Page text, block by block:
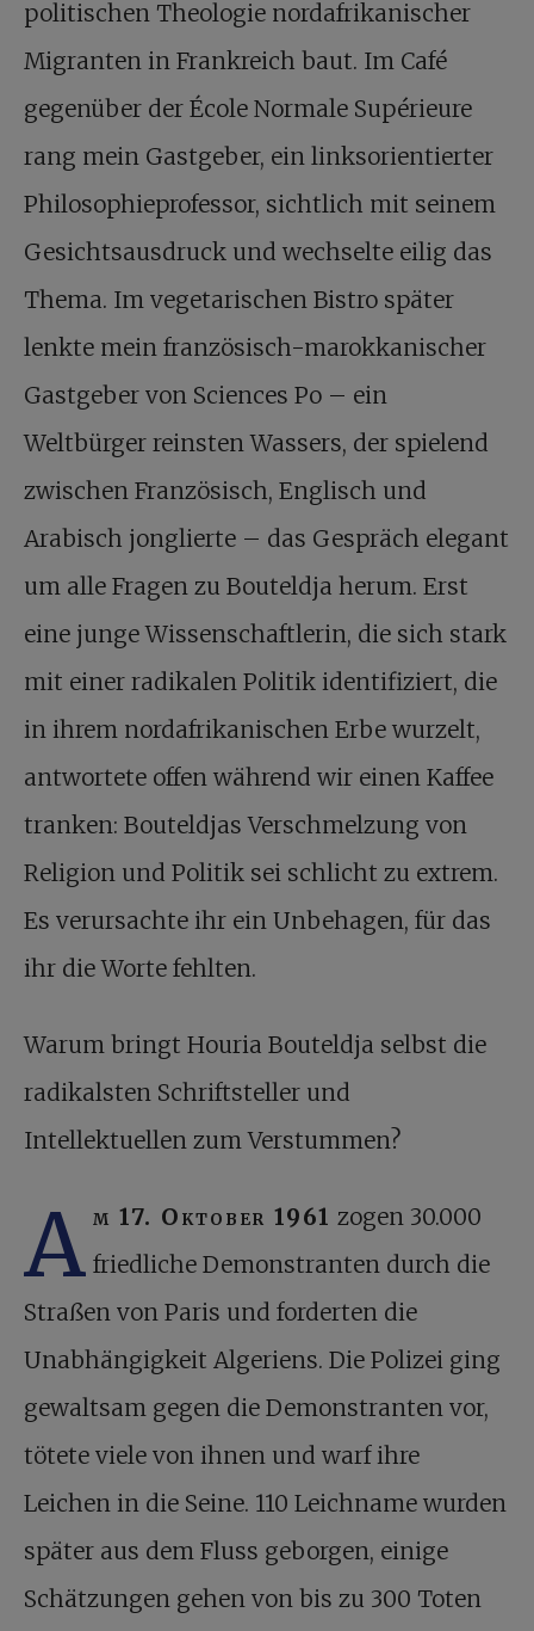
politischen Theologie nordafrikanischer
Migranten in Frankreich baut. Im Café
gegenüber der École Normale Supérieure
rang mein Gastgeber, ein linksorientierter
Philosophieprofessor, sichtlich mit seinem
Gesichtsausdruck und wechselte eilig das
Thema. Im vegetarischen Bistro später
lenkte mein französisch-marokkanischer
Gastgeber von Sciences Po – ein
Weltbürger reinsten Wassers, der spielend
zwischen Französisch, Englisch und
Arabisch jonglierte – das Gespräch elegant
um alle Fragen zu Bouteldja herum. Erst
eine junge Wissenschaftlerin, die sich stark
mit einer radikalen Politik identifiziert, die
in ihrem nordafrikanischen Erbe wurzelt,
antwortete offen während wir einen Kaffee
tranken: Bouteldjas Verschmelzung von
Religion und Politik sei schlicht zu extrem.
Es verursachte ihr ein Unbehagen, für das
ihr die Worte fehlten.
Warum bringt Houria Bouteldja selbst die
radikalsten Schriftsteller und
Intellektuellen zum Verstummen?
A m 17. Oktober 1961 zogen 30.000
friedliche Demonstranten durch die
Straßen von Paris und forderten die
Unabhängigkeit Algeriens. Die Polizei ging
gewaltsam gegen die Demonstranten vor,
tötete viele von ihnen und warf ihre
Leichen in die Seine. 110 Leichname wurden
später aus dem Fluss geborgen, einige
Schätzungen gehen von bis zu 300 Toten